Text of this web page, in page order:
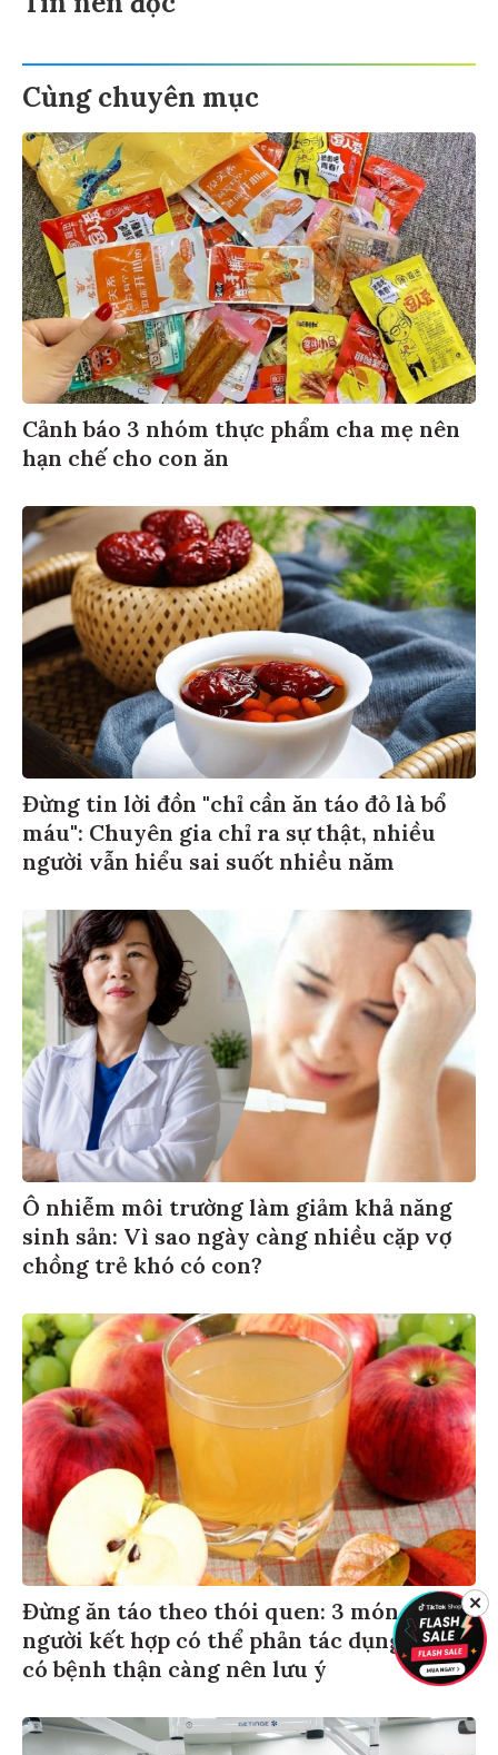
Cùng chuyên mục
Cảnh báo 3 nhóm thực phẩm cha mẹ nên
hạn chế cho con ăn
Đừng tin lời đồn "chỉ cần ăn táo đỏ là bổ
máu": Chuyên gia chỉ ra sự thật, nhiều
người vẫn hiểu sai suốt nhiều năm
Ô nhiễm môi trường làm giảm khả năng
sinh sản: Vì sao ngày càng nhiều cặp vợ
chồng trẻ khó có con?
Đừng ăn táo theo thói quen: 3 món nhiều
người kết hợp có thể phản tác dụng, người
có bệnh thận càng nên lưu ý
✕